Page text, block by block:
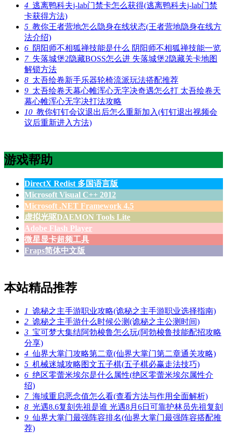
4 逃离鸭科夫j-lab门禁卡怎么获得(逃离鸭科夫j-lab门禁
卡获得方法)
5 教你王者营地怎么隐身在线状态(王者营地隐身在线方
法介绍)
6 阴阳师不相狐禅技能是什么 阴阳师不相狐禅技能一览
7失落城堡2隐藏BOSS怎么进 失落城堡2隐藏关卡地图
解锁方法
8 太吾绘卷新手乐器轮椅流派玩法搭配推荐
9 太吾绘卷天幕心帷浑心无字决奇遇怎么打 太吾绘卷天
幕心帷浑心无字决打法攻略
10 教你钉钉会议退出后怎么重新加入(钉钉退出视频会
议后重新进入方法)
游戏帮助
DirectX Redist 多国语言版
Microsoft Visual C++ 2012
Microsoft .NET Framework 4.5
虚拟光驱DAEMON Tools Lite
Adobe Flash Player
微星显卡超频工具
Fraps简体中文版
本站精品推荐
1 诡秘之主手游职业攻略(诡秘之主手游职业选择指南)
2 诡秘之主手游什么时候公测(诡秘之主公测时间)
3 宝可梦大集结阿勃梭鲁怎么玩(阿勃梭鲁技能配招攻略
分享)
4 仙界大掌门攻略第二章(仙界大掌门第二章通关攻略)
5 机械迷城攻略图文五子棋(五子棋必赢走法技巧)
6 绝区零蕾米埃尔是什么属性(绝区零蕾米埃尔属性介
绍)
7海域重启恶念值怎么看(查看方法与作用全面解析)
8 光遇8.6复刻先祖是谁 光遇8月6日可靠护林员先祖复刻
9 仙界大掌门最强阵容排名(仙界大掌门最强阵容搭配推
荐)